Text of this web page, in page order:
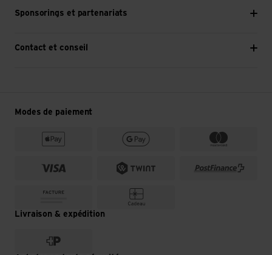
Sponsorings et partenariats
Contact et conseil
Modes de paiement
Livraison & expédition